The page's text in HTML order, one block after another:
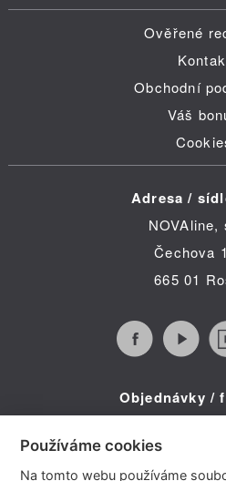
Ověřené
Obchodní
Váš
Adresa /
NOVAline,
Čechova
665 01
Objednávky /
Telefon: +420
Používáme cookies
Na tomto webu používáme